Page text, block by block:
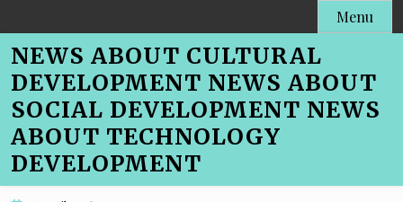
to
content
Menu
NEWS ABOUT CULTURAL
DEVELOPMENT NEWS ABOUT
SOCIAL DEVELOPMENT NEWS
ABOUT TECHNOLOGY
DEVELOPMENT